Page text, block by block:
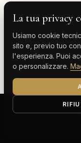
—
Milano
Corso
La tua privacy
Usiamo cookie
sito e, previo tuo
l'esperienza. Puoi
o personalizzare.